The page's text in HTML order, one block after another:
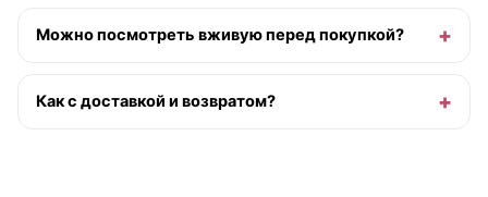
Можно посмотреть вживую перед покупкой?
Как с доставкой и возвратом?